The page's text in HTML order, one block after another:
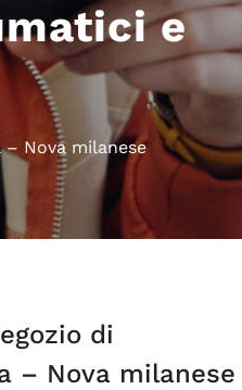
e
Nova milanese
di
– Nova milanese